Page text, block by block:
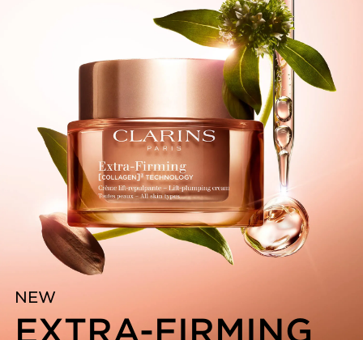
*Uji konsumen terhadap 107 wanita
Inovasi dan Pakar dalam Bidang Tumbuh-
Tumbuhan
Rangkaian Extra-Firming memiliki teknologi eksklusif
untuk membantu meningkatkan cadangan kolagen kulit
[COLLAGEN]³ TECHNOLOGY.
Cadangan kolagen kulit meningkat sebesar 53%*
*Uji ex vivo pada jaringan kulit, mengukur jumlah
kolagen berkualitas tinggi dan terstruktur dengan baik.
Clarins Plus
Tahukah Anda? Kolagen merupakan protein utama yang
berperan penting dalam menjaga kekencangan dan
keremajaan kulit. Namun, cadangan kolagen mulai
menurun sejak usia 25 tahun.Dengan lebih dari 45 tahun
keahlian dan pengalaman dalam bidang pengencangan
mengatasi tanda-tanda penurunan kolagen yang
terlihat pada kulit dan membantu mengembalikan
kekenyalan dan kekencangan kulit.
NEW
EXTRA-FIRMING